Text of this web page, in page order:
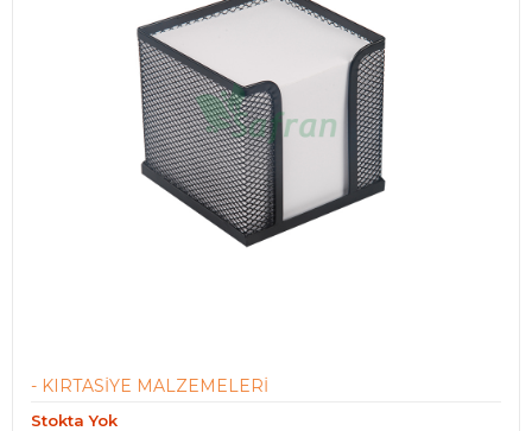
- KIRTASİYE MALZEMELERİ
Stokta Yok